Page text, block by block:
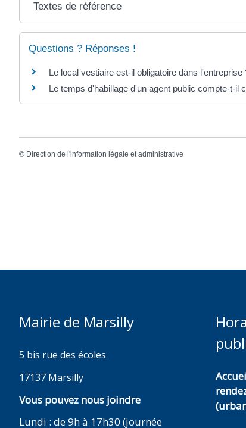
Textes de référence
Questions ? Réponses !
Le local vestiaire est-il obligatoire dans l'entreprise
Le temps d'habillage d'un agent public compte-t-il
© Direction de l'information légale et administrative
Mairie de Marsilly
5 bis rue des écoles
17137 Marsilly
Vous pouvez nous joindre
Lundi : de 9h à 17h30 (journée